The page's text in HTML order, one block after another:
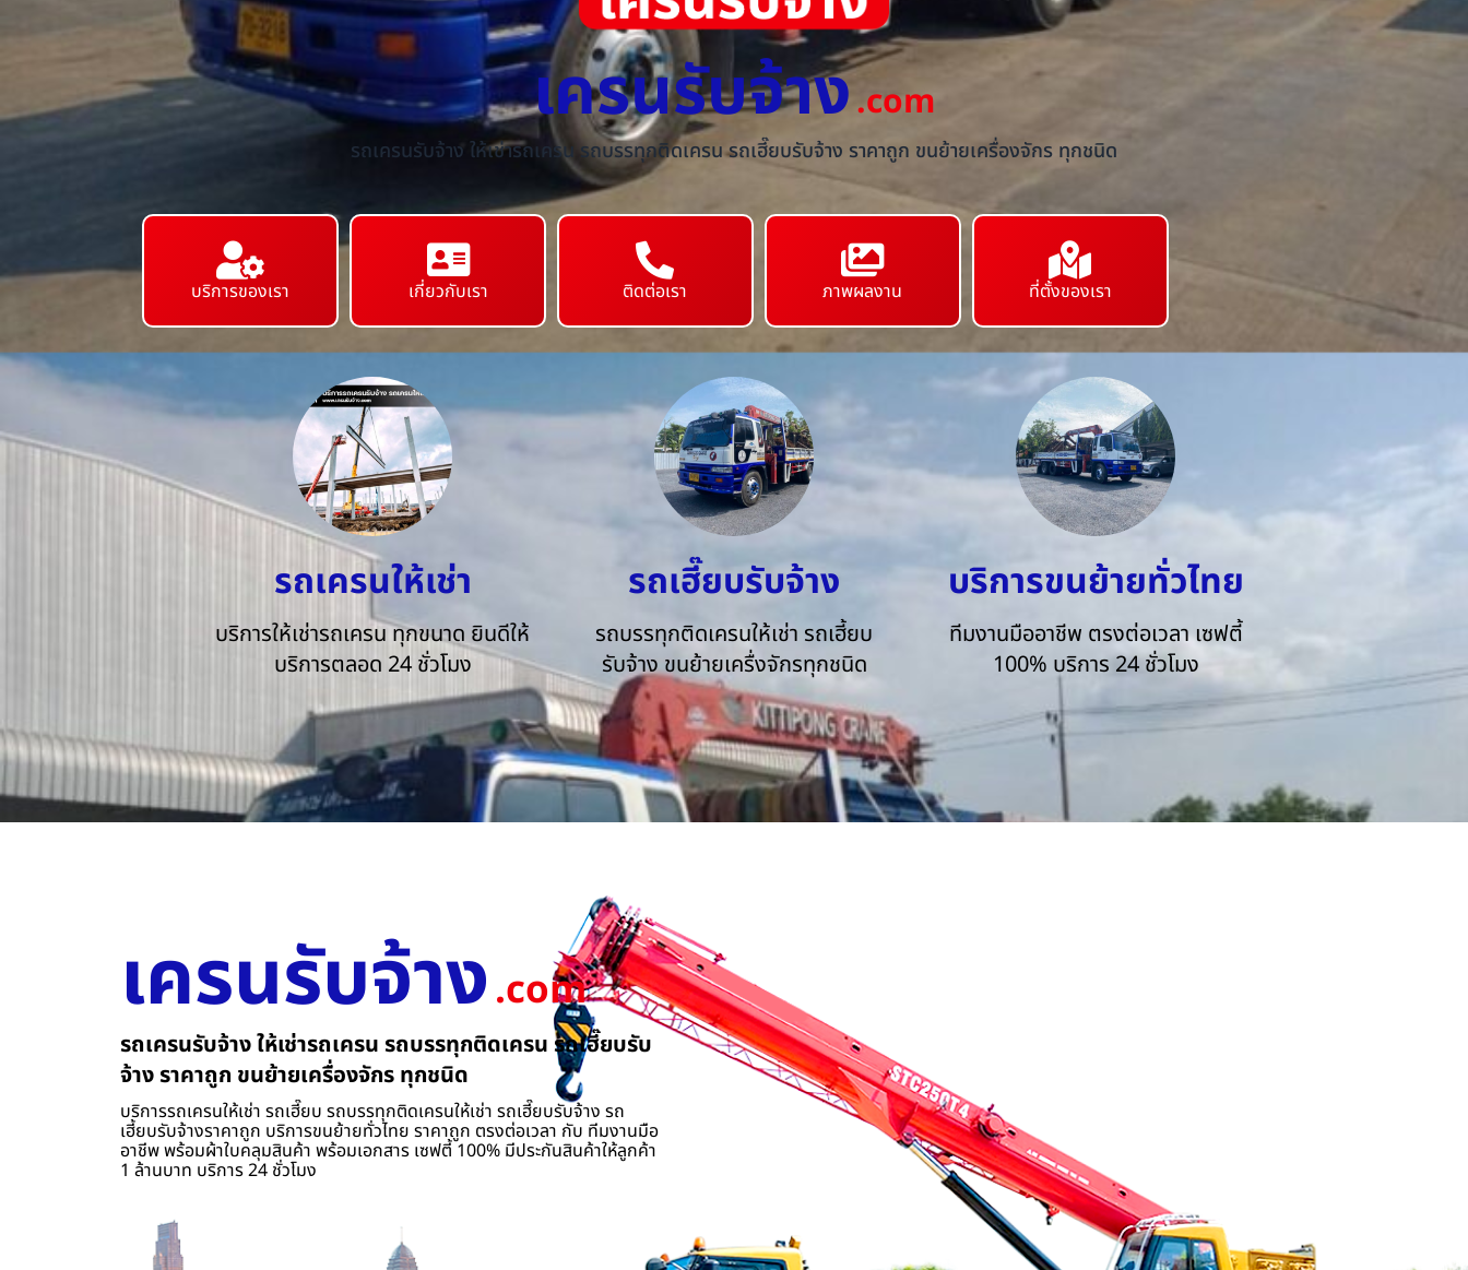
เครนรับจ้าง.com
รถเครนรับจ้าง ให้เช่ารถเครน รถบรรทุกติดเครน รถเฮี๊ยบรับจ้าง ราคาถูก ขนย้ายเครื่องจักร ทุกชนิด
บริการของเรา เกี่ยวกับเรา ติดต่อเรา ภาพผลงาน ที่ตั้งของเรา
รถเครนให้เช่า
บริการให้เช่ารถเครน ทุกขนาด ยินดีให้
บริการตลอด 24 ชั่วโมง
รถเฮี๊ยบรับจ้าง
รถบรรทุกติดเครนให้เช่า รถเฮี้ยบ
รับจ้าง ขนย้ายเครื่งจักรทุกชนิด
บริการขนย้ายทั่วไทย
ทีมงานมืออาชีพ ตรงต่อเวลา เซฟตี้
100% บริการ 24 ชั่วโมง
เครนรับจ้าง.com
รถเครนรับจ้าง ให้เช่ารถเครน รถบรรทุกติดเครน รถเฮี๊ยบรับ
จ้าง ราคาถูก ขนย้ายเครื่องจักร ทุกชนิด
บริการรถเครนให้เช่า รถเฮี๊ยบ รถบรรทุกติดเครนให้เช่า รถเฮี๊ยบรับจ้าง รถ
เฮี้ยบรับจ้างราคาถูก บริการขนย้ายทั่วไทย ราคาถูก ตรงต่อเวลา กับ ทีมงานมือ
อาชีพ พร้อมผ้าใบคลุมสินค้า พร้อมเอกสาร เซฟตี้ 100% มีประกันสินค้าให้ลูกค้า
1 ล้านบาท บริการ 24 ชั่วโมง